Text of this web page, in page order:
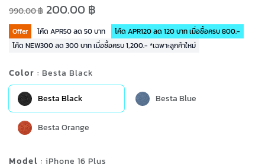
990.00 ฿ 200.00 ฿
Offer โค้ด APR50 ลด 50 บาท
โค้ด APR120 ลด 120 บาท เมื่อซื้อครบ 800.-
โค้ด NEW300 ลด 300 บาท เมื่อซื้อครบ 1,200.- *เฉพาะลูกค้าใหม่
Color : Besta Black
Besta Black Besta Blue
Besta Orange
Model : iPhone 16 Plus